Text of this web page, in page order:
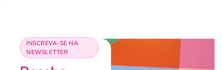
INSCREVA-SE NA
NEWSLETTER